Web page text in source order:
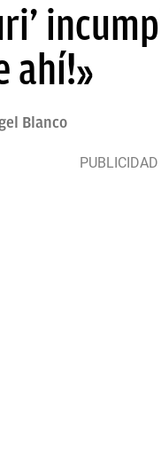
ahí!»
Blanco